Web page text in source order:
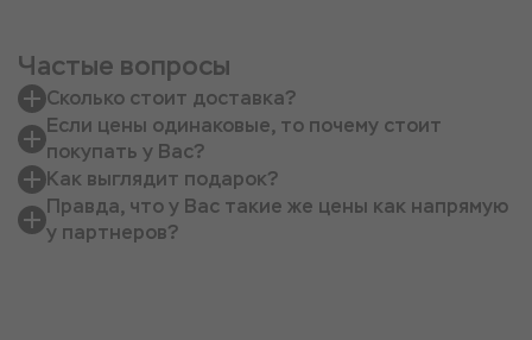
Частые вопросы
Сколько стоит доставка?
Если цены одинаковые, то почему стоит
покупать у Вас?
Как выглядит подарок?
Правда, что у Вас такие же цены как напрямую
у партнеров?